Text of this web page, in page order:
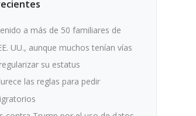
a más de 50 familiares de
UU., aunque muchos tenían vías
su estatus
las reglas para pedir